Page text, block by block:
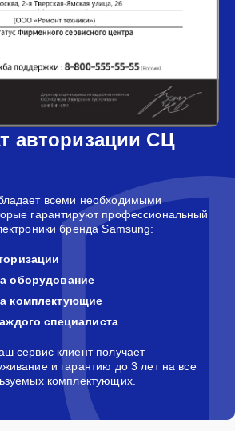
авторизации СЦ
всеми необходимыми
гарантируют профессиональный
бренда Samsung:
оборудование
комплектующие
специалиста
сервис клиент получает
и гарантию до 3 лет на все
комплектующих.